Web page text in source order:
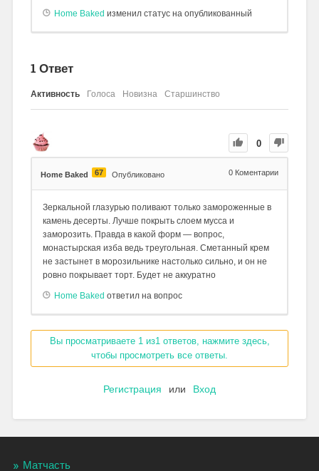
Home Baked изменил статус на опубликованный
1 Ответ
Активность Голоса Новизна Старшинство
0
Home Baked 67 Опубликовано 0 Коментарии
Зеркальной глазурью поливают только замороженные в
камень десерты. Лучше покрыть слоем мусса и
заморозить. Правда в какой форм — вопрос,
монастырская изба ведь треугольная. Сметанный крем
не застынет в морозильнике настолько сильно, и он не
ровно покрывает торт. Будет не аккуратно
Home Baked ответил на вопрос
Вы просматриваете 1 из1 ответов, нажмите здесь,
чтобы просмотреть все ответы.
Регистрация или Вход
Матчасть